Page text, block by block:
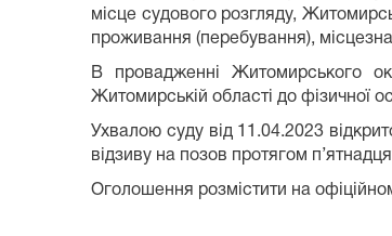
місце судового розгляду,
проживання (перебування),
В провадженні Житомирського
Житомирській області до фізичної
Ухвалою суду від 11.04.2023
відзиву на позов протягом
Оголошення розмістити на